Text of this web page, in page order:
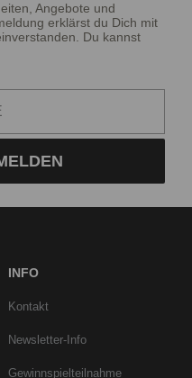
Angebote und
erklärst du Dich mit
Du kannst
INFO
Kontakt
Newsletter-Info
Gewinnspielteilnahme